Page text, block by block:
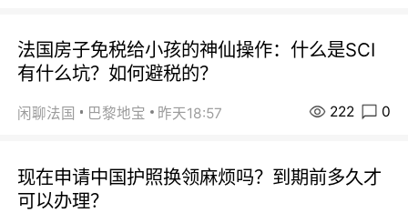
法国房子免税给小孩的神仙操作：什么是SCI
有什么坑？如何避税的？
闲聊法国 巴黎地宝 昨天18:57 222 0
现在申请中国护照换领麻烦吗？到期前多久才
可以办理？